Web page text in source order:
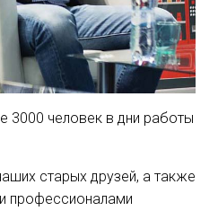
3000 человек в дни работы
старых друзей, а также
профессионалами